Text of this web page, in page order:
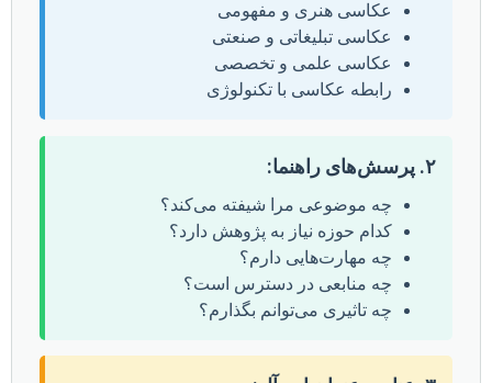
عکاسی هنری و مفهومی
عکاسی تبلیغاتی و صنعتی
عکاسی علمی و تخصصی
رابطه عکاسی با تکنولوژی
۲. پرسش‌های راهنما:
چه موضوعی مرا شیفته می‌کند؟
کدام حوزه نیاز به پژوهش دارد؟
چه مهارت‌هایی دارم؟
چه منابعی در دسترس است؟
چه تاثیری می‌توانم بگذارم؟